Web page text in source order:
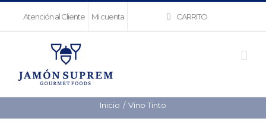
Atención al Cliente Mi cuenta CARRITO
Inicio Vino Tinto